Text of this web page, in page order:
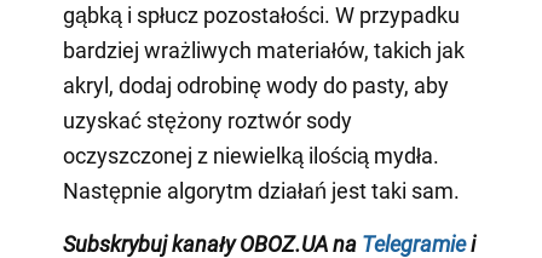
gąbką i spłucz pozostałości. W przypadku
bardziej wrażliwych materiałów, takich jak
akryl, dodaj odrobinę wody do pasty, aby
uzyskać stężony roztwór sody
oczyszczonej z niewielką ilością mydła.
Następnie algorytm działań jest taki sam.
Subskrybuj kanały OBOZ.UA na Telegramiei